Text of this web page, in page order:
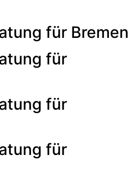
für Bremen
für
für
für